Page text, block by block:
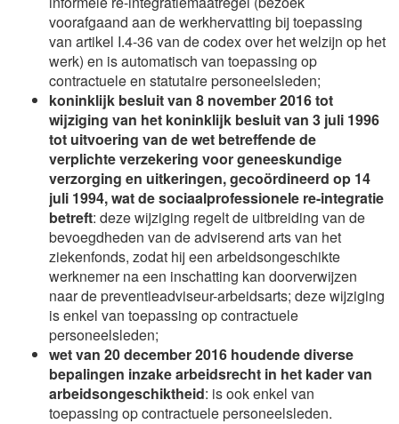
voorafgaand aan de werkhervatting bij toepassing
van artikel I.4-36 van de codex over het welzijn op het
werk) en is automatisch van toepassing op
contractuele en statutaire personeelsleden;
koninklijk besluit van 8 november 2016 tot
wijziging van het koninklijk besluit van 3 juli 1996
tot uitvoering van de wet betreffende de
verplichte verzekering voor geneeskundige
verzorging en uitkeringen, gecoördineerd op 14
juli 1994, wat de sociaalprofessionele re-integratie
betreft: deze wijziging regelt de uitbreiding van de
bevoegdheden van de adviserend arts van het
ziekenfonds, zodat hij een arbeidsongeschikte
werknemer na een inschatting kan doorverwijzen
naar de preventieadviseur-arbeidsarts; deze wijziging
is enkel van toepassing op contractuele
personeelsleden;
wet van 20 december 2016 houdende diverse
bepalingen inzake arbeidsrecht in het kader van
arbeidsongeschiktheid: is ook enkel van
toepassing op contractuele personeelsleden.